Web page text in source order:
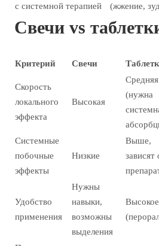
с системной терапией
(жжение,
Свечи vs
Критерий Свечи
Скорость
локального
эффекта
Высокая
Средняя
(нужна
Системные
побочные
эффекты
Низкие
Выше,
зависят
Удобство
применения
Нужны
навыки,
возможны
выделения
Высокое